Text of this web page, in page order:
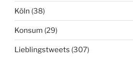
Köln (38)
Konsum (29)
Lieblingstweets (307)